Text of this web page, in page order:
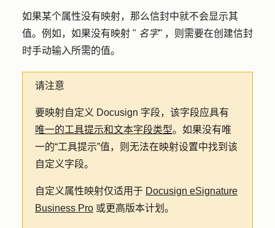
如果某个属性没有映射，那么信封中就不会显示其
值。例如，如果没有映射 " 名字"，则需要在创建信封
时手动输入所需的值。
请注意
要映射自定义 Docusign 字段，该字段应具有
唯一的工具提示和文本字段类型。如果没有唯
一的“工具提示”值，则无法在映射设置中找到该
自定义字段。
自定义属性映射仅适用于 Docusign eSignature
Business Pro 或更高版本计划。